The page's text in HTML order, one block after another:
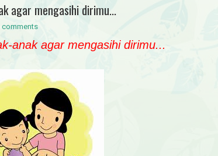
agar mengasihi dirimu...
comments
anak agar mengasihi dirimu...